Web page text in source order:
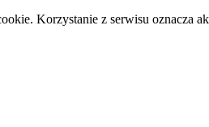
Korzystanie z serwisu oznacza